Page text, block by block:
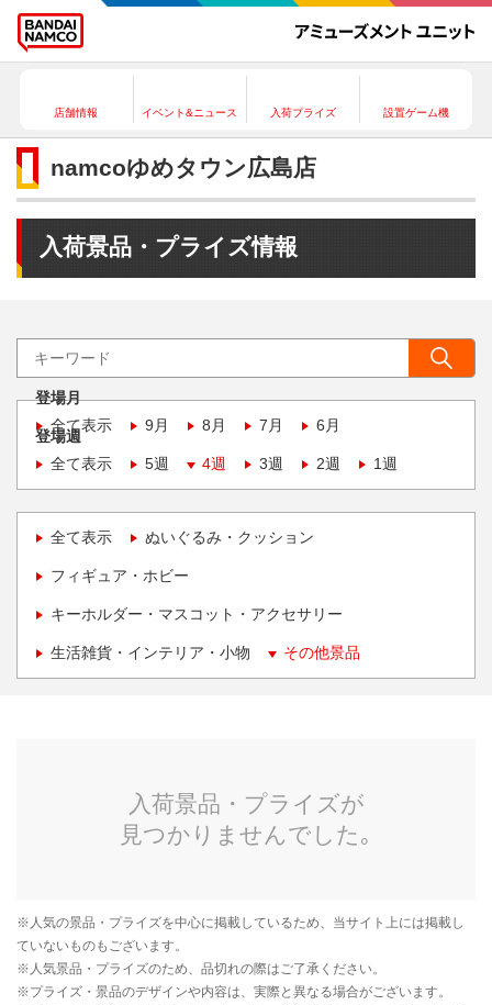
店舗情報 イベント&ニュース 入荷プライズ 設置ゲーム機
namcoゆめタウン広島店
入荷景品・プライズ情報
登場月
全て表示
9月 8月 7月 6月
登場週
全て表示
5週 4週 3週 2週 1週
全て表示 ぬいぐるみ・クッション
フィギュア・ホビー
キーホルダー・マスコット・アクセサリー
生活雑貨・インテリア・小物 その他景品